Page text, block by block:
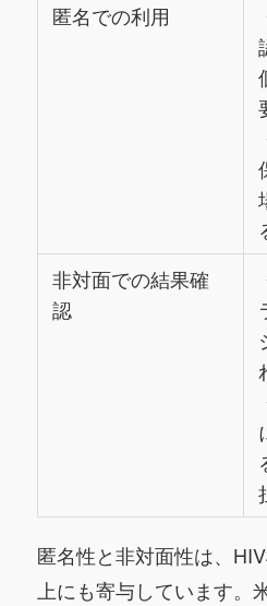
匿名での利用
非対面での結果確
認
匿名性と非対面性は、
上にも寄与しています。